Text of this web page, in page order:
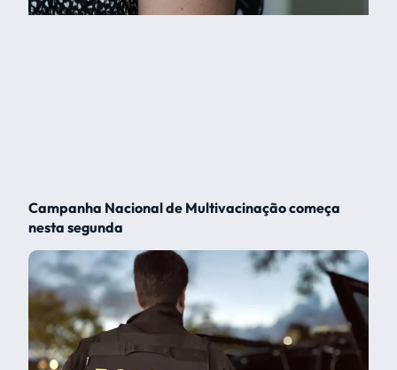
Campanha Nacional de Multivacinação começa
nesta segunda